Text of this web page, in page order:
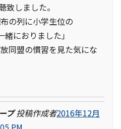
致しました。
の列に小学生位の
におりました」
同盟の慣習を見た気にな
プ 投稿作成者2016年12月